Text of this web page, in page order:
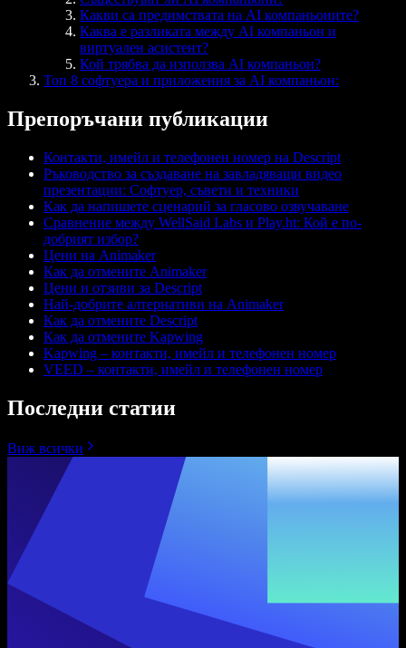
Какви са предимствата на AI компаньоните?
Каква е разликата между AI компаньон и
виртуален асистент?
Кой трябва да използва AI компаньон?
Топ 8 софтуера и приложения за AI компаньон:
Препоръчани публикации
Контакти, имейл и телефонен номер на Descript
Ръководство за създаване на завладяващи видео
презентации: Софтуер, съвети и техники
Как да напишете сценарий за гласово озвучаване
Сравнение между WellSaid Labs и Play.ht: Кой е по-
добрият избор?
Цени на Animaker
Как да отмените Animaker
Цени и отзиви за Descript
Най-добрите алтернативи на Animaker
Как да отмените Descript
Как да отмените Kapwing
Kapwing – контакти, имейл и телефонен номер
VEED – контакти, имейл и телефонен номер
Последни статии
Виж всички